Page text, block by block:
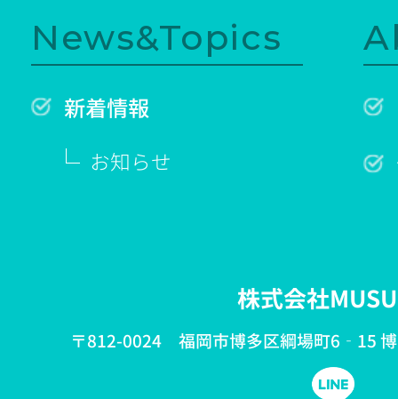
News&Topics
新着情報
お知らせ
株式会社
〒812-0024 福岡市博多区綱場町6‐15